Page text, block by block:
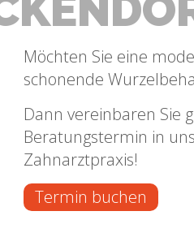
Möchten Sie eine
schonende
Dann vereinbaren Sie
Beratungstermin in
Zahnarztpraxis!
Termin buchen